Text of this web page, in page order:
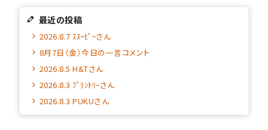
最近の投稿
2026.8.7 ｽﾇｰﾋﾟｰさん
8月7日（金）今日の一言コメント
2026.8.5 H&Tさん
2026.8.3 ﾌﾟﾗﾝﾄﾘｰさん
2026.8.3 PUKUさん